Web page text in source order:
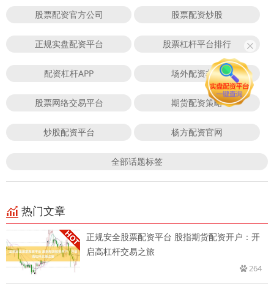
股票配资官方公司 股票配资炒股
正规实盘配资平台 股票杠杆平台排行
配资杠杆APP 场外配资非法
股票网络交易平台 期货配资策略
炒股配资平台 杨方配资官网
全部话题标签
热门文章
正规安全股票配资平台 股指期货配资开户：开
启高杠杆交易之旅
264